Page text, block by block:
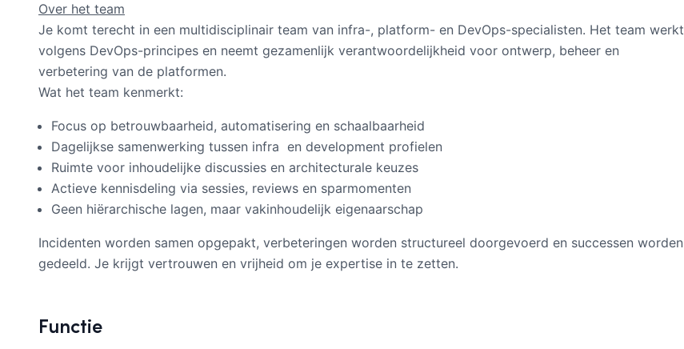
Over het team
Je komt terecht in een multidisciplinair team van infra-, platform- en DevOps-specialisten. Het team werkt
volgens DevOps-principes en neemt gezamenlijk verantwoordelijkheid voor ontwerp, beheer en
verbetering van de platformen.
Wat het team kenmerkt:
Focus op betrouwbaarheid, automatisering en schaalbaarheid
Dagelijkse samenwerking tussen infra en development profielen
Ruimte voor inhoudelijke discussies en architecturale keuzes
Actieve kennisdeling via sessies, reviews en sparmomenten
Geen hiërarchische lagen, maar vakinhoudelijk eigenaarschap
Incidenten worden samen opgepakt, verbeteringen worden structureel doorgevoerd en successen worden
gedeeld. Je krijgt vertrouwen en vrijheid om je expertise in te zetten.
Functie